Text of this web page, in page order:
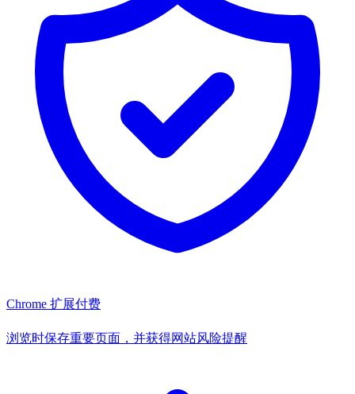
Chrome 扩展付费
浏览时保存重要页面，并获得网站风险提醒